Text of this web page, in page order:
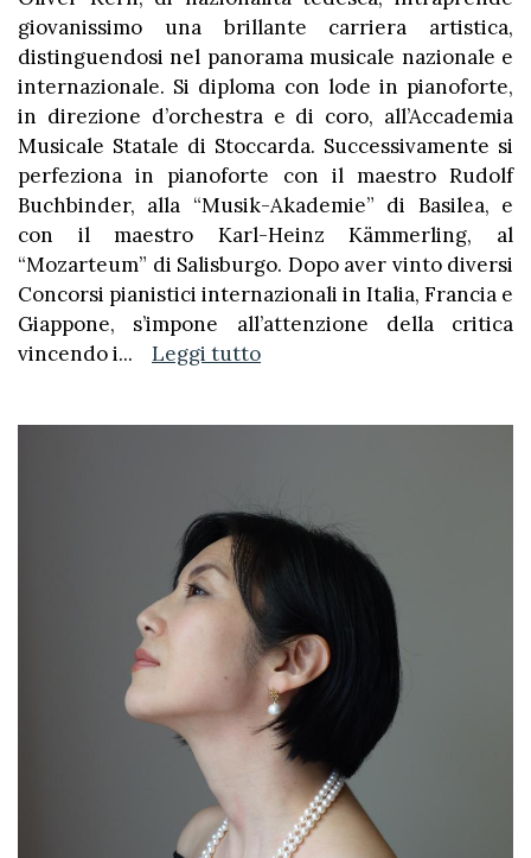
giovanissimo una brillante carriera artistica,
distinguendosi nel panorama musicale nazionale e
internazionale. Si diploma con lode in pianoforte,
in direzione d’orchestra e di coro, all’Accademia
Musicale Statale di Stoccarda. Successivamente si
perfeziona in pianoforte con il maestro Rudolf
Buchbinder, alla “Musik-Akademie” di Basilea, e
con il maestro Karl-Heinz Kämmerling, al
“Mozarteum” di Salisburgo. Dopo aver vinto diversi
Concorsi pianistici internazionali in Italia, Francia e
Giappone, s’impone all’attenzione della critica
vincendo i... Leggi tutto